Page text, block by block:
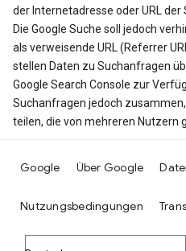
der Internetadresse oder URL
Die Google Suche soll jedoch
als verweisende URL (Referrer
stellen Daten zu Suchanfragen
Google Search Console zur
Suchanfragen jedoch
teilen, die von mehreren Nutzern
Google Über Google
Nutzungsbedingungen